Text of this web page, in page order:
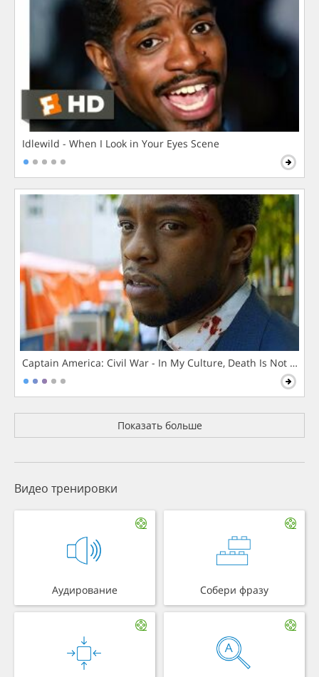
Idlewild - When I Look in Your Eyes Scene
Captain America: Civil War - In My Culture, Death Is Not The
Показать больше
Видео тренировки
Аудирование Собери фразу